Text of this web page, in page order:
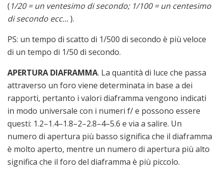
( 1/20 = un ventesimo di secondo; 1/100 = un centesimo
di secondo ecc…).
PS: un tempo di scatto di 1/500 di secondo è più veloce
di un tempo di 1/50 di secondo.
APERTURA DIAFRAMMA. La quantità di luce che passa
attraverso un foro viene determinata in base a dei
rapporti, pertanto i valori diaframma vengono indicati
in modo universale con i numeri f/ e possono essere
questi: 1.2–1.4–1.8–2–2.8–4–5.6 e via a salire. Un
numero di apertura più basso significa che il diaframma
è molto aperto, mentre un numero di apertura più alto
significa che il foro del diaframma è più piccolo.